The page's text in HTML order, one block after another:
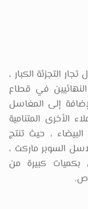
التجزئة الكبار ،
في قطاع
إلى المغاسل
الأخرى المتنامية
، حيث تنتج
السوبر ماركت ،
بكميات كبيرة من